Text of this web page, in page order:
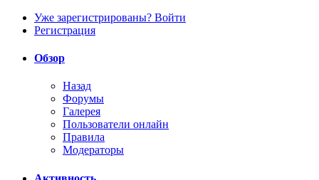
Уже зарегистрированы? Войти
Регистрация
Обзор
Назад
Форумы
Галерея
Пользователи онлайн
Правила
Модераторы